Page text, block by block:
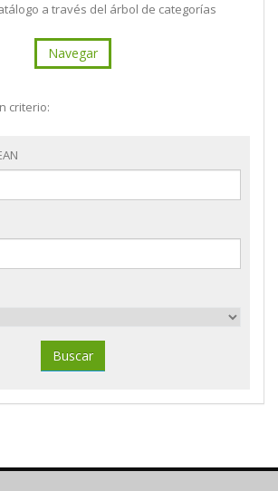
a través del árbol de categorías
Navegar
criterio: